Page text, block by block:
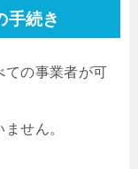
手続き
ての事業者が可
せん。